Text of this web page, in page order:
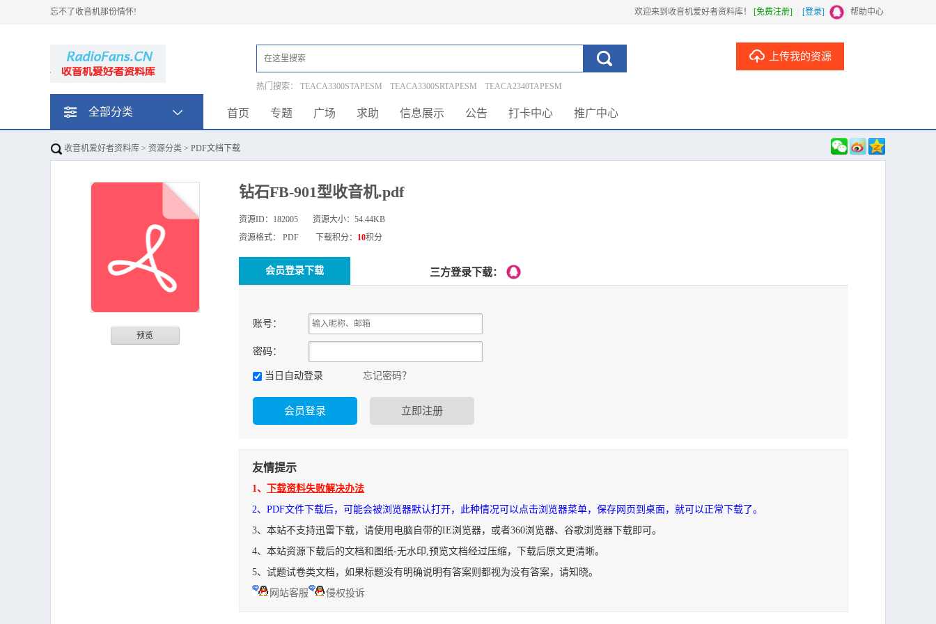
欢迎来到收音机爱好者资料库！ [免费注册] [登录] 帮助中心
忘不了收音机那份情怀!
热门搜索： TEACA3300STAPESM TEACA3300SRTAPESM
TEACA2340TAPESM
SONY_TCK777ES
上传我的资源
全部分类 首页 专题 广场 求助 信息展示 公告 打卡中心 推广中心
收音机爱好者资料库 > 资源分类 > PDF文档下载
预览
钻石FB-901型收音机.pdf
资源ID： 182005 资源大小： 54.44KB
资源格式： PDF 下载积分： 10积分
会员登录下载 三方登录下载：
账号：
密码：
当日自动登录 忘记密码？
友情提示
1、
下载资料失败解决办法
2、PDF文件下载后，可能会被浏览器默认打开，此种情况可以点击浏览器菜单，保存网页到桌面，就可以正常下载了。
3、本站不支持迅雷下载，请使用电脑自带的IE浏览器，或者360浏览器、谷歌浏览器下载即可。
4、本站资源下载后的文档和图纸-无水印,预览文档经过压缩，下载后原文更清晰。
5、试题试卷类文档，如果标题没有明确说明有答案则都视为没有答案，请知晓。
网站客服
侵权投诉